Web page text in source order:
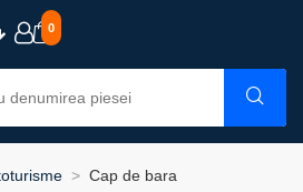
0
Cap de bara